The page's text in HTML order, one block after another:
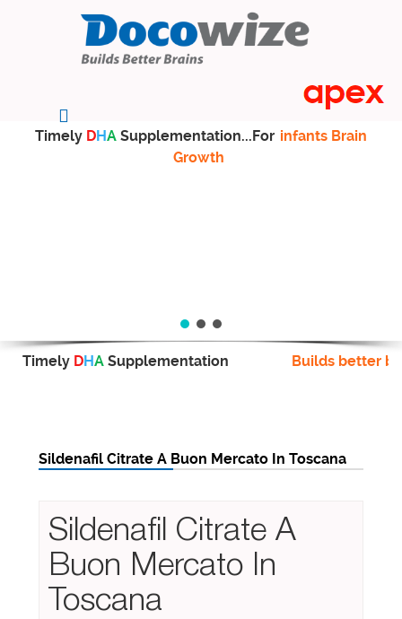
Timely DHA Supplementation...For infants Brain
Growth
Timely DHA Supplementation Builds better
Sildenafil Citrate A Buon Mercato In Toscana
Sildenafil Citrate A
Buon Mercato In
Toscana